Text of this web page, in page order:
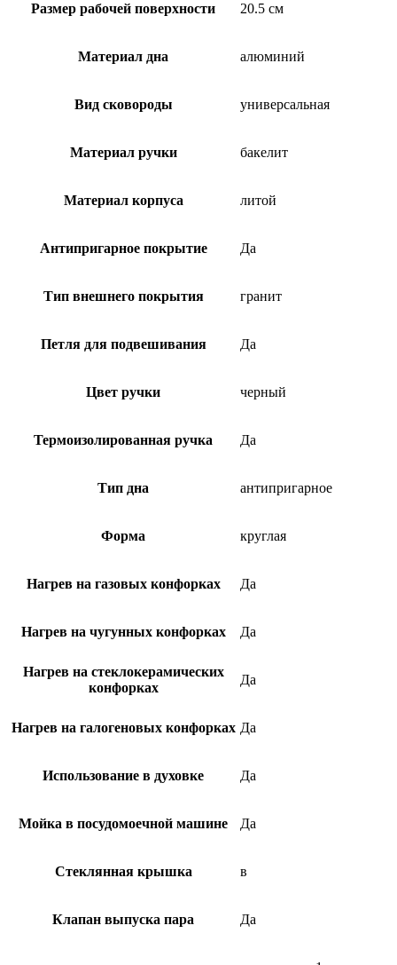
Размер рабочей поверхности 20.5 см
Материал дна алюминий
Вид сковороды универсальная
Материал ручки бакелит
Материал корпуса литой
Антипригарное покрытие Да
Тип внешнего покрытия гранит
Петля для подвешивания Да
Цвет ручки черный
Термоизолированная ручка Да
Тип дна антипригарное
Форма круглая
Нагрев на газовых конфорках Да
Нагрев на чугунных конфорках Да
Нагрев на стеклокерамических
конфорках
Да
Нагрев на галогеновых конфорках Да
Использование в духовке Да
Мойка в посудомоечной машине Да
Стеклянная крышка в
Клапан выпуска пара Да